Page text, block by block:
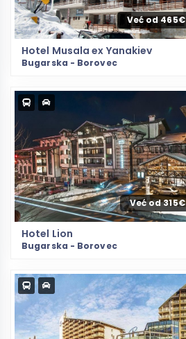
Već od 465€
Hotel Musala ex Yanakiev
Bugarska - Borovec
Već od 315€
Hotel Lion
Bugarska - Borovec